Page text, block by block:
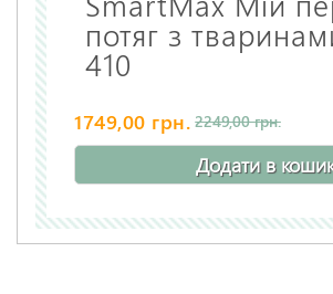
потяг з
410
1749,00 грн. 2249,00 грн.
Додати в